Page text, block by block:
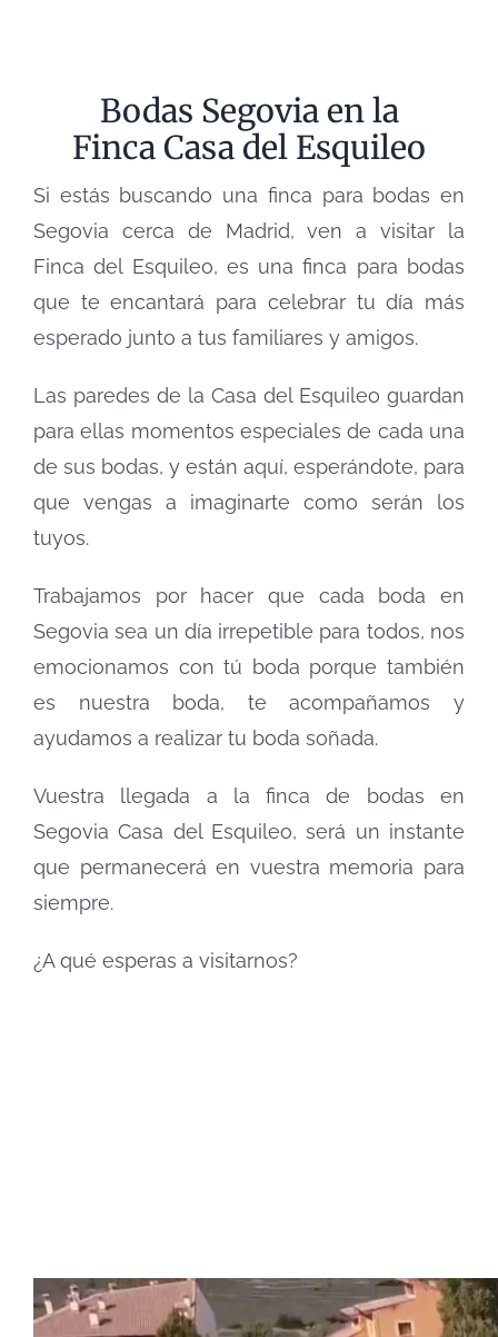
Bodas Segovia en la
Finca Casa del Esquileo
Si estás buscando una finca para bodas en
Segovia cerca de Madrid, ven a visitar la
Finca del Esquileo, es una finca para bodas
que te encantará para celebrar tu día más
esperado junto a tus familiares y amigos.
Las paredes de la Casa del Esquileo guardan
para ellas momentos especiales de cada una
de sus bodas, y están aquí, esperándote, para
que vengas a imaginarte como serán los
tuyos.
Trabajamos por hacer que cada boda en
Segovia sea un día irrepetible para todos, nos
emocionamos con tú boda porque también
es nuestra boda, te acompañamos y
ayudamos a realizar tu boda soñada.
Vuestra llegada a la finca de bodas en
Segovia Casa del Esquileo, será un instante
que permanecerá en vuestra memoria para
siempre.
¿A qué esperas a visitarnos?